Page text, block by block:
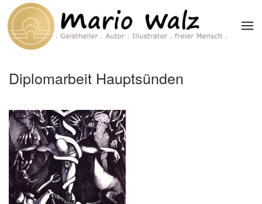
Zum Hauptinhalt springen
Diplomarbeit Hauptsünden